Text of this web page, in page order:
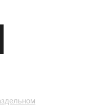
Punto (Пунто)